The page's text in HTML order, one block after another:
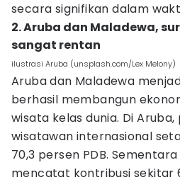
secara signifikan dalam
2. Aruba dan Maladewa,
sangat rentan
ilustrasi Aruba (unsplash.com/Lex Melony)
Aruba dan Maladewa
berhasil membangun
wisata kelas dunia. Di
wisatawan internasional
70,3 persen PDB.
mencatat kontribusi sekitar